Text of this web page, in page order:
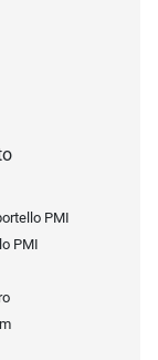
PMI
PMI